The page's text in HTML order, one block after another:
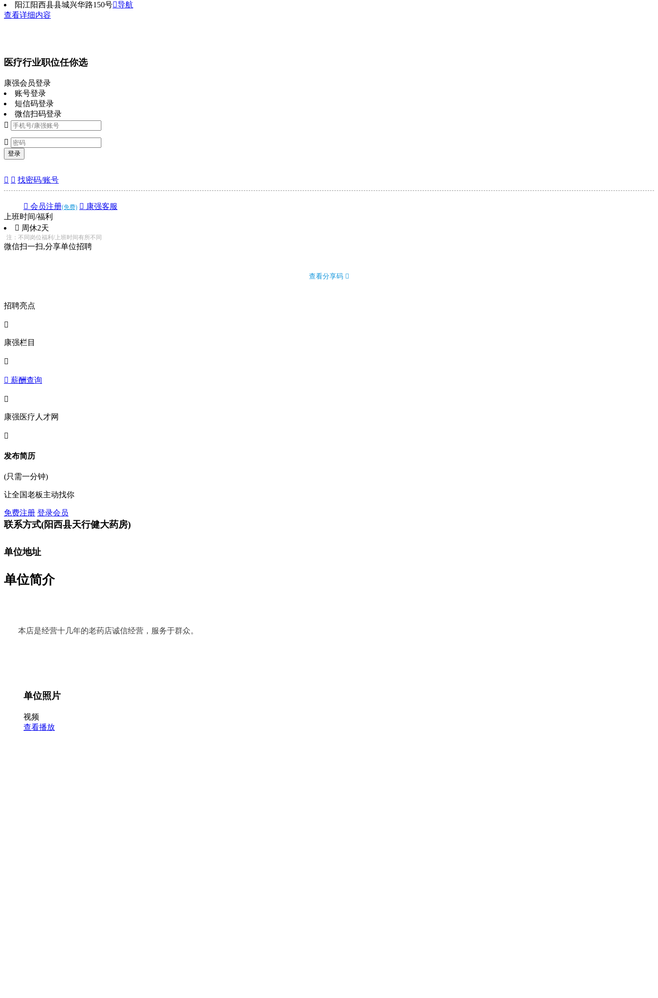
阳江阳西县县城兴华路150号导航
查看详细内容
医疗行业职位任你选
康强会员登录
账号登录
短信码登录
微信扫码登录


登录
  找密码/账号
 会员注册(免费)  康强客服
上班时间/福利
 周休2天
注：不同岗位福利/上班时间有所不同
微信扫一扫,分享单位招聘
查看分享码 
招聘亮点

康强栏目

 薪酬查询

康强医疗人才网

发布简历
(只需一分钟)
让全国老板主动找你
免费注册 登录会员
联系方式(阳西县天行健大药房)
单位地址
单位简介
本店是经营十几年的老药店诚信经营，服务于群众。
单位照片
视频
查看播放